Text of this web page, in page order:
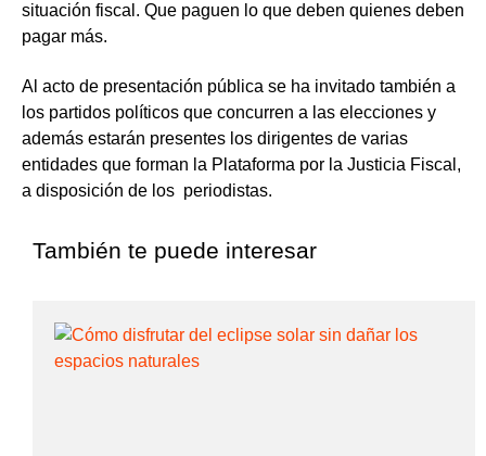
situación fiscal. Que paguen lo que deben quienes deben
pagar más.
Al acto de presentación pública se ha invitado también a
los partidos políticos que concurren a las elecciones y
además estarán presentes los dirigentes de varias
entidades que forman la Plataforma por la Justicia Fiscal,
a disposición de los periodistas.
También te puede interesar